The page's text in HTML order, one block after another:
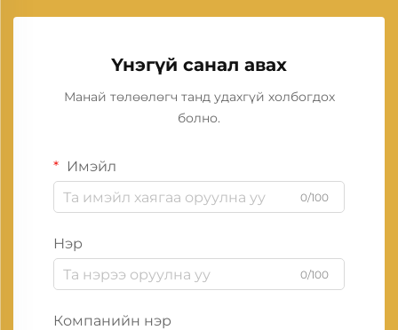
Үнэгүй санал авах
Манай төлөөлөгч танд удахгүй холбогдох
болно.
Имэйл
0/100
Нэр
0/100
Компанийн нэр